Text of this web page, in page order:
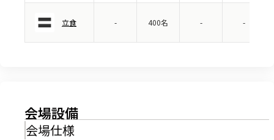
立食 - 400名 - -
会場設備
会場仕様